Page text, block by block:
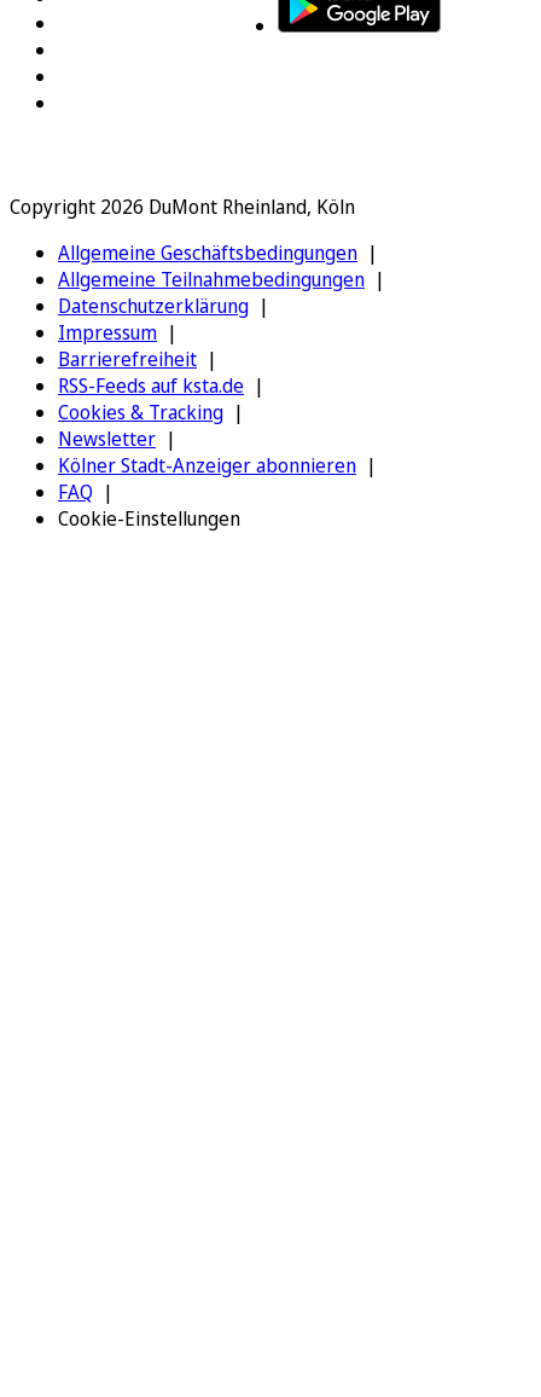
Copyright 2026 DuMont Rheinland, Köln
Allgemeine Geschäftsbedingungen
Allgemeine Teilnahmebedingungen
Datenschutzerklärung
Impressum
Barrierefreiheit
RSS-Feeds auf ksta.de
Cookies & Tracking
Newsletter
Kölner Stadt-Anzeiger abonnieren
FAQ
Cookie-Einstellungen